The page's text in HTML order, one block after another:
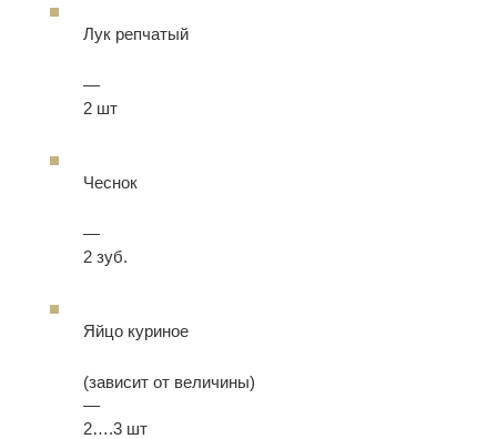
Лук репчатый
—
2 шт
Чеснок
—
2 зуб.
Яйцо куриное
(зависит от величины)
—
2….3 шт